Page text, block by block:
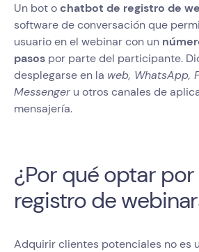
Un bot ochatbot de registro de
software de conversación que
usuario en el webinar con un
pasos por parte del participante.
desplegarse en la web, WhatsApp,
Messenger u otros canales de
mensajería.
¿Por qué optar
registro de
Adquirir clientes potenciales no es